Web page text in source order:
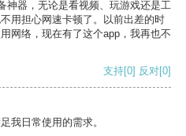
神器，无论是看视频、玩游戏还是工
用担心网速卡顿了。以前出差的时
网络，现在有了这个app，我再也不
支持[0] 反对[0]
我日常使用的需求。